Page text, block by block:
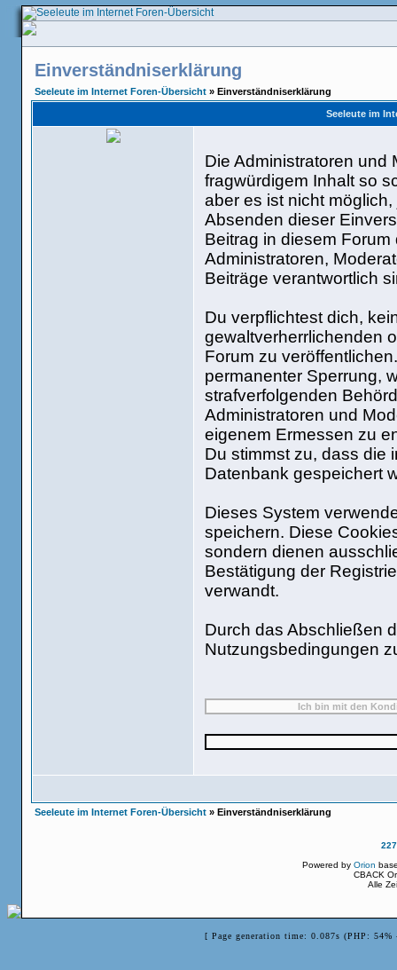
Einverständniserklärung
Seeleute im Internet Foren-Übersicht » Einverständniserklärung
Seeleute im
Die Administratoren und
fragwürdigem Inhalt so
aber es ist nicht
Absenden dieser
Beitrag in diesem
Administratoren,
Beiträge verantwortlich
Du verpflichtest dich,
gewaltverherrlichenden
Forum zu
permanenter Sperrung,
strafverfolgenden
Administratoren und
eigenem Ermessen zu
Du stimmst zu, dass die
Datenbank gespeichert
Dieses System
speichern. Diese
sondern dienen
Bestätigung der
verwandt.
Durch das Abschließen
Nutzungsbedingungen
Seeleute im Internet Foren-Übersicht » Einverständniserklärung
Powered by Orion
CBACK
Alle
[ Page generation time: 0.087s (PHP: